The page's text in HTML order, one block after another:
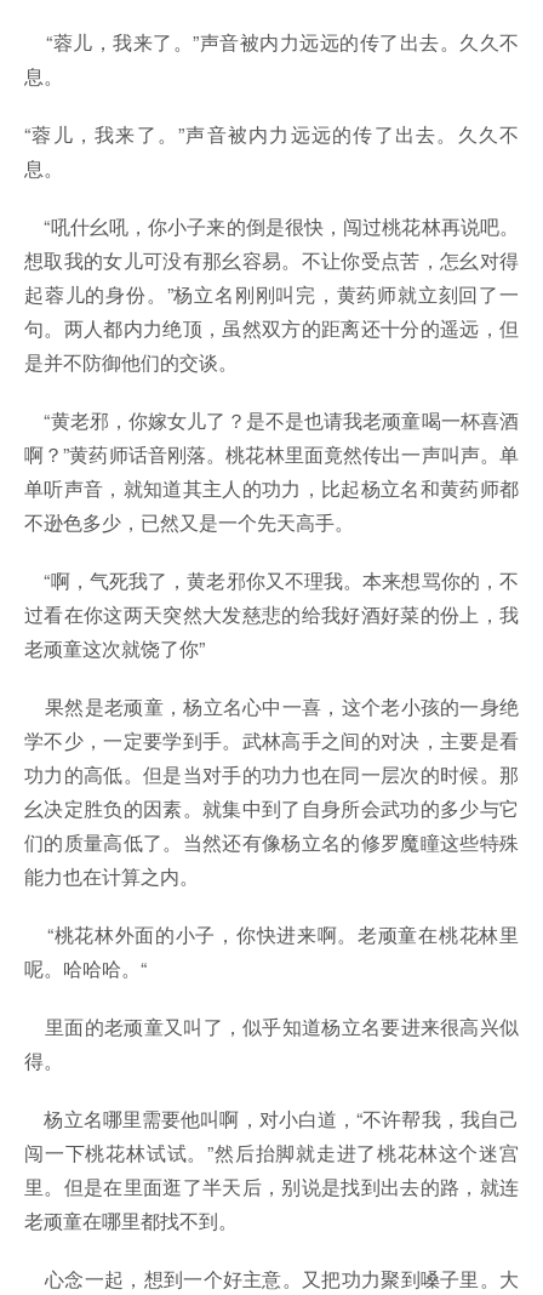
“蓉儿，我来了。”声音被内力远远的传了出去。久久不
息。
“蓉儿，我来了。”声音被内力远远的传了出去。久久不
息。
“吼什幺吼，你小子来的倒是很快，闯过桃花林再说吧。
想取我的女儿可没有那幺容易。不让你受点苦，怎幺对得
起蓉儿的身份。”杨立名刚刚叫完，黄药师就立刻回了一
句。两人都内力绝顶，虽然双方的距离还十分的遥远，但
是并不防御他们的交谈。
“黄老邪，你嫁女儿了？是不是也请我老顽童喝一杯喜酒
啊？”黄药师话音刚落。桃花林里面竟然传出一声叫声。单
单听声音，就知道其主人的功力，比起杨立名和黄药师都
不逊色多少，已然又是一个先天高手。
“啊，气死我了，黄老邪你又不理我。本来想骂你的，不
过看在你这两天突然大发慈悲的给我好酒好菜的份上，我
老顽童这次就饶了你”
果然是老顽童，杨立名心中一喜，这个老小孩的一身绝
学不少，一定要学到手。武林高手之间的对决，主要是看
功力的高低。但是当对手的功力也在同一层次的时候。那
幺决定胜负的因素。就集中到了自身所会武功的多少与它
们的质量高低了。当然还有像杨立名的修罗魔瞳这些特殊
能力也在计算之内。
“桃花林外面的小子，你快进来啊。老顽童在桃花林里
呢。哈哈哈。“
里面的老顽童又叫了，似乎知道杨立名要进来很高兴似
得。
杨立名哪里需要他叫啊，对小白道，“不许帮我，我自己
闯一下桃花林试试。”然后抬脚就走进了桃花林这个迷宫
里。但是在里面逛了半天后，别说是找到出去的路，就连
老顽童在哪里都找不到。
心念一起，想到一个好主意。又把功力聚到嗓子里。大